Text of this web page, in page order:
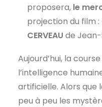
proposera, le
projection du film :
CERVEAU de
Aujourd’hui, la
l’intelligence
artificielle. Alors que
peu à peu les